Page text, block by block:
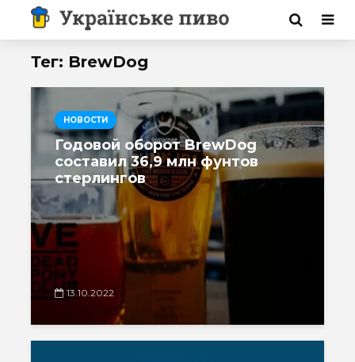
Тег: BrewDog
НОВОСТИ
Годовой оборот BrewDog
составил 36,9 млн фунтов
стерлингов
13.10.2022